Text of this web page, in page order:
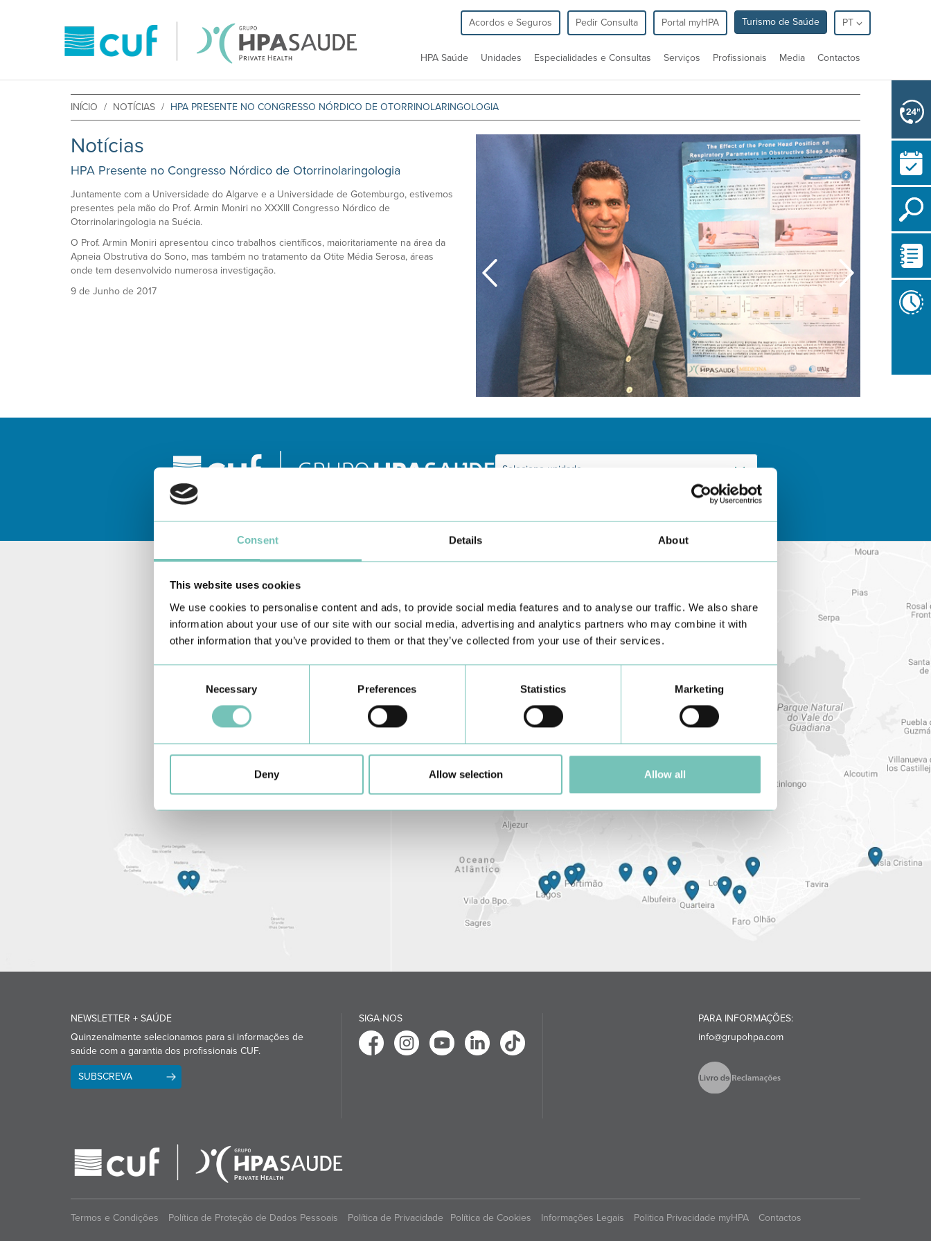
Consent Details About
This website uses cookies
We use cookies to personalise content and ads, to provide social media features and to analyse our traffic. We also share
information about your use of our site with our social media, advertising and analytics partners who may combine it with
other information that you’ve provided to them or that they’ve collected from your use of their services.
Necessary Preferences Statistics Marketing
Deny Allow selection Allow all
Acordos e Seguros Pedir Consulta Portal myHPA Turismo de Saúde PT
HPA Saúde Unidades Especialidades e Consultas Serviços Profissionais Media Contactos
INÍCIO NOTÍCIAS HPA PRESENTE NO CONGRESSO NÓRDICO DE OTORRINOLARINGOLOGIA
Notícias
HPA Presente no Congresso Nórdico de Otorrinolaringologia
Juntamente com a Universidade do Algarve e a Universidade de Gotemburgo, estivemos
presentes pela mão do Prof. Armin Moniri no XXXIII Congresso Nórdico de
Otorrinolaringologia na Suécia.
O Prof. Armin Moniri apresentou cinco trabalhos científicos, maioritariamente na área da
Apneia Obstrutiva do Sono, mas também no tratamento da Otite Média Serosa, áreas
onde tem desenvolvido numerosa investigação.
9 de Junho de 2017
NEWSLETTER + SAÚDE
Quinzenalmente selecionamos para si informações de
saúde com a garantia dos profissionais CUF.
SUBSCREVA
SIGA-NOS
PARA INFORMAÇÕES:
info@grupohpa.com
Termos e Condições Política de Proteção de Dados Pessoais Política de Privacidade Política de Cookies Informações Legais Politica Privacidade myHPA Contactos